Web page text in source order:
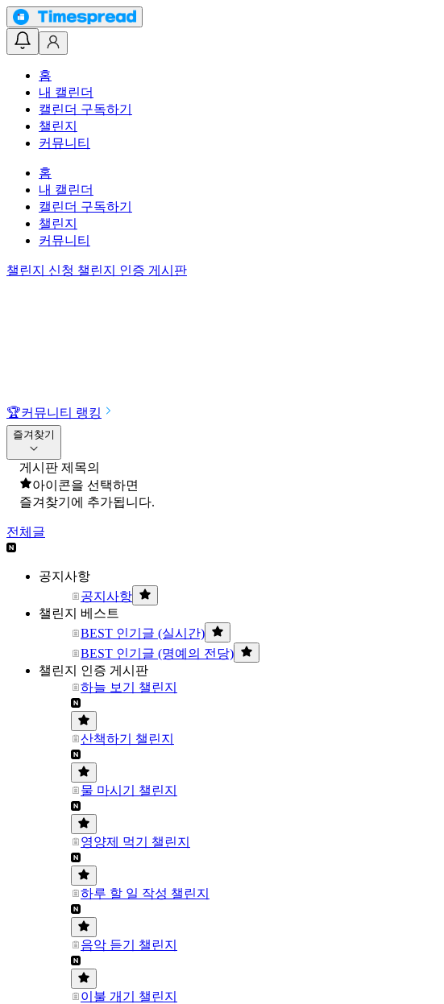
홈
내 캘린더
캘린더 구독하기
챌린지
커뮤니티
홈
내 캘린더
캘린더 구독하기
챌린지
커뮤니티
챌린지 신청 챌린지 인증 게시판
🏆커뮤니티 랭킹
즐겨찾기
게시판 제목의
아이콘을 선택하면
즐겨찾기에 추가됩니다.
전체글
공지사항
공지사항
챌린지 베스트
BEST 인기글 (실시간)
BEST 인기글 (명예의 전당)
챌린지 인증 게시판
하늘 보기 챌린지
산책하기 챌린지
물 마시기 챌린지
영양제 먹기 챌린지
하루 할 일 작성 챌린지
음악 듣기 챌린지
이불 개기 챌린지